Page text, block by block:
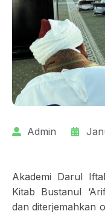
Admin
Akademi Darul
Kitab Bustanul
dan diterjemahkan